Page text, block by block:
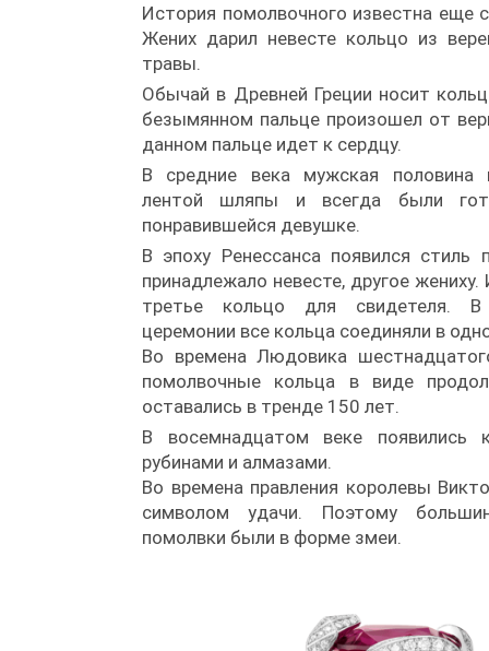
История помолвочного известна еще
Жених дарил невесте кольцо из
травы.
Обычай в Древней Греции носит
безымянном пальце произошел от
данном пальце идет к сердцу.
В средние века мужская половина
лентой шляпы и всегда были
понравившейся девушке.
В эпоху Ренессанса появился стиль
принадлежало невесте, другое
третье кольцо для свидетеля.
церемонии все кольца соединяли в
Во времена Людовика
помолвочные кольца в виде
оставались в тренде 150 лет.
В восемнадцатом веке появились
рубинами и алмазами.
Во времена правления королевы
символом удачи. Поэтому
помолвки были в форме змеи.